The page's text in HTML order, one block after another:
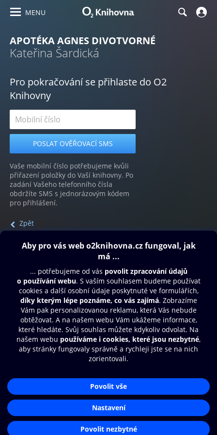
MENU
APOTÉKA AGNES DIVOTVORNÉ
Kateřina Šardická
Pro pokračování se přihlaste do O2
Knihovny
Vaše mobilní číslo potřebujeme kvůli
přiřazení položky do Vaší knihovny. Po
zadání Vašeho telefonního čísla
obdržíte SMS s jednorázovým kódem
pro přihlášení.
Zpět
Obsah ke stažení
Moje O2 Knihovna
Další zábava
© O2 Czech Republic a.s.
Přístupnost
Zásady zpracování osobních údajů
Nastavení cookies
Aplikace O2 Knihovna
Čti a poslouchej své e-knihy a
audioknihy rychleji a pohodlněji.